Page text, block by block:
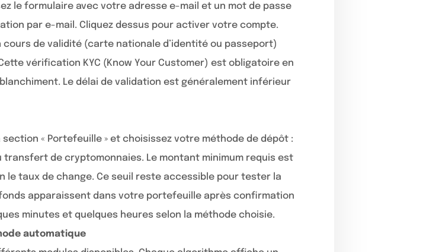
le formulaire avec votre adresse e-mail et un mot de passe
par e-mail. Cliquez dessus pour activer votre compte.
cours de validité (carte nationale d’identité ou passeport)
vérification KYC (Know Your Customer) est obligatoire en
Le délai de validation est généralement inférieur
« Portefeuille » et choisissez votre méthode de dépôt :
transfert de cryptomonnaies. Le montant minimum requis est
le taux de change. Ce seuil reste accessible pour tester la
apparaissent dans votre portefeuille après confirmation
minutes et quelques heures selon la méthode choisie.
automatique